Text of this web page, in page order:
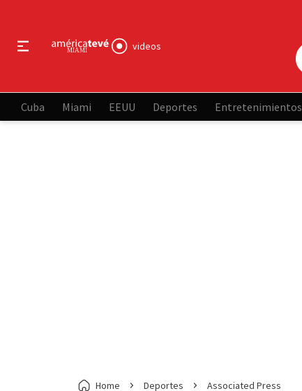
videos
Cuba Miami EEUU Deportes Entretenimientos
Home Deportes Associated Press